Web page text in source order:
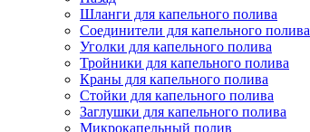
Шланги для капельного полива
Соединители для капельного полива
Уголки для капельного полива
Тройники для капельного полива
Краны для капельного полива
Стойки для капельного полива
Заглушки для капельного полива
Микрокапельный полив